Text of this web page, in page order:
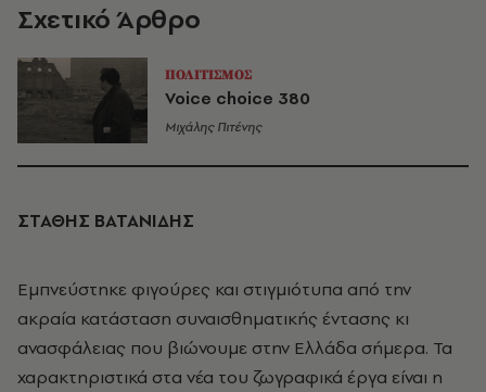
Σχετικό Άρθρο
ΠΟΛΙΤΙΣΜΟΣ
Voice choice 380
Μιχάλης Πιτένης
ΣΤΑΘΗΣ ΒΑΤΑΝΙΔΗΣ
Εμπνεύστηκε φιγούρες και στιγμιότυπα από την
ακραία κατάσταση συναισθηματικής έντασης κι
ανασφάλειας που βιώνουμε στην Ελλάδα σήμερα. Τα
χαρακτηριστικά στα νέα του ζωγραφικά έργα είναι η